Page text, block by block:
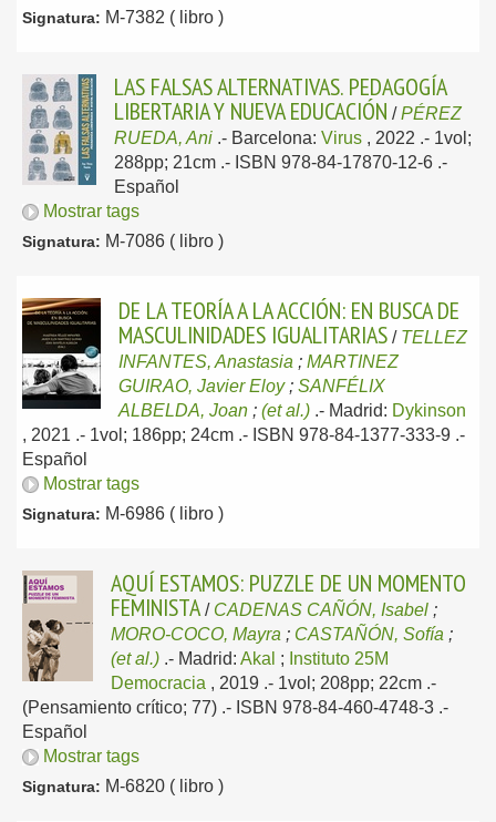
Signatura: M-7382 ( libro )
LAS FALSAS ALTERNATIVAS. PEDAGOGÍA
LIBERTARIA Y NUEVA EDUCACIÓN /PÉREZ
RUEDA, Ani .- Barcelona: Virus , 2022 .- 1vol;
288pp; 21cm .- ISBN 978-84-17870-12-6 .-
Español
Mostrar tags
Signatura: M-7086 ( libro )
DE LA TEORÍA A LA ACCIÓN: EN BUSCA DE
MASCULINIDADES IGUALITARIAS / TELLEZ
INFANTES, Anastasia ; MARTINEZ
GUIRAO, Javier Eloy; SANFÉLIX
ALBELDA, Joan ; (et al.) .- Madrid: Dykinson
, 2021 .- 1vol; 186pp; 24cm .- ISBN 978-84-1377-333-9 .-
Español
Mostrar tags
Signatura: M-6986 ( libro )
AQUÍ ESTAMOS: PUZZLE DE UN MOMENTO
FEMINISTA / CADENAS CAÑÓN, Isabel ;
MORO-COCO, Mayra ; CASTAÑÓN, Sofía ;
(et al.) .- Madrid: Akal ; Instituto 25M
Democracia , 2019 .- 1vol; 208pp; 22cm .-
(Pensamiento crítico; 77) .- ISBN 978-84-460-4748-3 .-
Español
Mostrar tags
Signatura: M-6820 ( libro )